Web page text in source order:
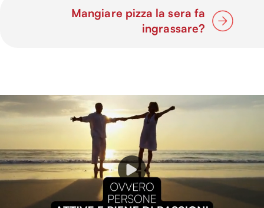
Mangiare pizza la sera fa
ingrassare?
P